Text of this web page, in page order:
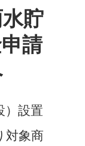
貯
請
）設置
対象商